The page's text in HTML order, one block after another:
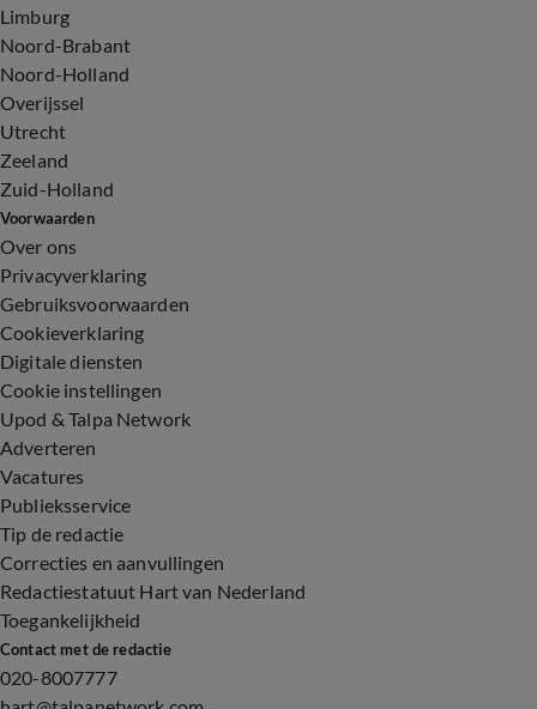
Limburg
Noord-Brabant
Noord-Holland
Overijssel
Utrecht
Zeeland
Zuid-Holland
Voorwaarden
Over ons
Privacyverklaring
Gebruiksvoorwaarden
Cookieverklaring
Digitale diensten
Cookie instellingen
Upod & Talpa Network
Adverteren
Vacatures
Publieksservice
Tip de redactie
Correcties en aanvullingen
Redactiestatuut Hart van Nederland
Toegankelijkheid
Contact met de redactie
020-8007777